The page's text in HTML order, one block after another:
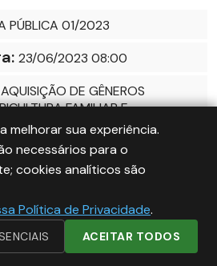
PÚBLICA 01/2023
23/06/2023 08:00
AQUISIÇÃO DE GÊNEROS
FAMILIAR E
RURAL PARA ALIMENTAÇÃO
DO ART. 14, § 1º DA LEI
RESOLUÇÃO 26 DE 17 DE
DE LICITAÇÃO
melhorar sua experiência.
necessários para o
cookies analíticos são
Política de Privacidade.
ACEITAR TODOS